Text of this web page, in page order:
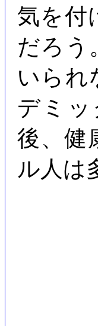
気を付
だろう
いられ
デミ
後、健
ル人は